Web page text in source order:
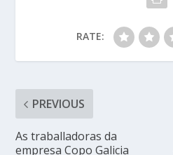
RATE:
PREVIOUS
As traballadoras da
empresa Copo Galicia